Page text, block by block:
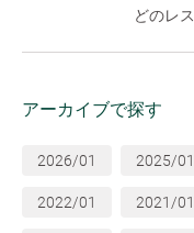
どのレ
アーカイブで探す
2026/01 2025/01
2022/01 2021/01